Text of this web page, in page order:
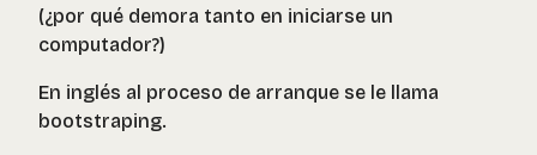
(¿por qué demora tanto en iniciarse un
computador?)
En inglés al proceso de arranque se le llama
bootstraping.